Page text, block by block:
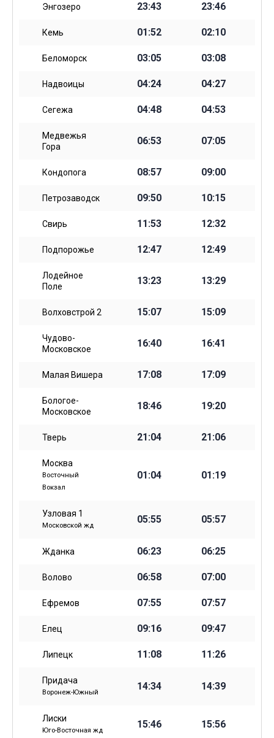
Энгозеро 23:43 23:46
Кемь 01:52 02:10
Беломорск 03:05 03:08
Надвоицы 04:24 04:27
Сегежа 04:48 04:53
Медвежья
Гора
06:53 07:05
Кондопога 08:57 09:00
Петрозаводск 09:50 10:15
Свирь 11:53 12:32
Подпорожье 12:47 12:49
Лодейное
Поле
13:23 13:29
Волховстрой 2 15:07 15:09
Чудово-
Московское
16:40 16:41
Малая Вишера 17:08 17:09
Бологое-
Московское
18:46 19:20
Тверь 21:04 21:06
Москва
Восточный
Вокзал
01:04 01:19
Узловая 1
Московской жд
05:55 05:57
Жданка 06:23 06:25
Волово 06:58 07:00
Ефремов 07:55 07:57
Елец 09:16 09:47
Липецк 11:08 11:26
Придача
Воронеж-Южный
14:34 14:39
Лиски
Юго-Восточная жд
15:46 15:56